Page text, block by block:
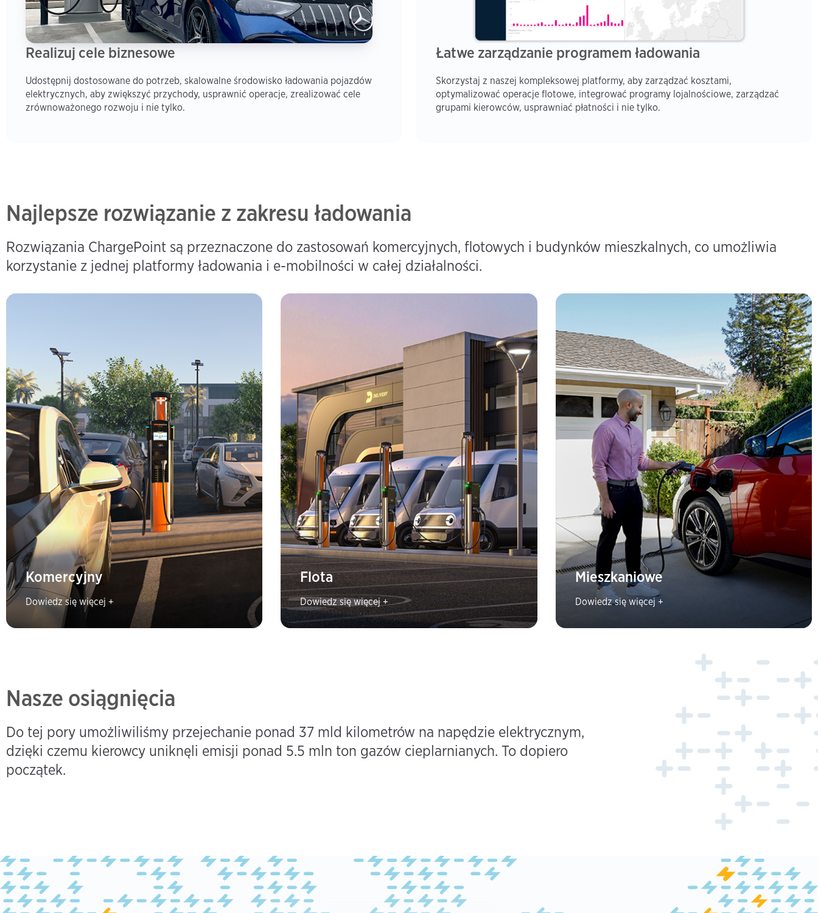
Realizuj cele biznesowe
Udostępnij dostosowane do potrzeb, skalowalne środowisko ładowania pojazdów
elektrycznych, aby zwiększyć przychody, usprawnić operacje, zrealizować cele
zrównoważonego rozwoju i nie tylko.
Łatwe zarządzanie programem ładowania
Skorzystaj z naszej kompleksowej platformy, aby zarządzać kosztami,
optymalizować operacje flotowe, integrować programy lojalnościowe, zarządzać
grupami kierowców, usprawniać płatności i nie tylko.
Najlepsze rozwiązanie z zakresu ładowania
Rozwiązania ChargePoint są przeznaczone do zastosowań komercyjnych, flotowych i budynków mieszkalnych, co umożliwia
korzystanie z jednej platformy ładowania i e-mobilności w całej działalności.
Komercyjny
Dowiedz się więcej +
Flota
Dowiedz się więcej +
Flota
Mieszkaniowe
Dowiedz się więcej +
Mieszkaniowe
Nasze osiągnięcia
Do tej pory umożliwiliśmy przejechanie ponad 37 mld kilometrów na napędzie elektrycznym,
dzięki czemu kierowcy uniknęli emisji ponad 5.5 mln ton gazów cieplarnianych. To dopiero
początek.